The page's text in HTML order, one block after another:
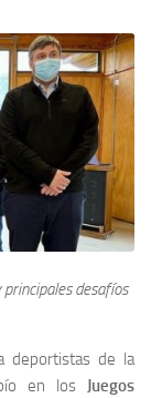
principales desafíos
deportistas de la
en los Juegos